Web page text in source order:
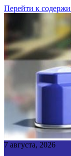
Перейти к
7 августа, 2026